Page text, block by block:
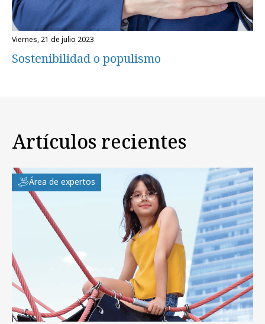
viernes, 21 de julio 2023
Sostenibilidad o populismo
Artículos recientes
Área de expertos